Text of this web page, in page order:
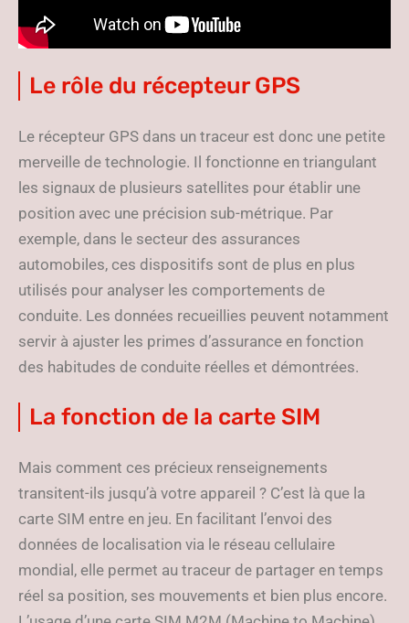
Le rôle du récepteur GPS
Le récepteur GPS dans un traceur est donc une petite
merveille de technologie. Il fonctionne en triangulant
les signaux de plusieurs satellites pour établir une
position avec une précision sub-métrique. Par
exemple, dans le secteur des assurances
automobiles, ces dispositifs sont de plus en plus
utilisés pour analyser les comportements de
conduite. Les données recueillies peuvent notamment
servir à ajuster les primes d’assurance en fonction
des habitudes de conduite réelles et démontrées.
La fonction de la carte SIM
Mais comment ces précieux renseignements
transitent-ils jusqu’à votre appareil ? C’est là que la
carte SIM entre en jeu. En facilitant l’envoi des
données de localisation via le réseau cellulaire
mondial, elle permet au traceur de partager en temps
réel sa position, ses mouvements et bien plus encore.